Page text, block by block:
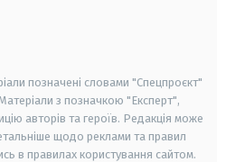
позначені словами "Спецпроєкт"
з позначкою "Експерт",
авторів та героїв. Редакція може
щодо реклами та правил
в правилах користування сайтом.